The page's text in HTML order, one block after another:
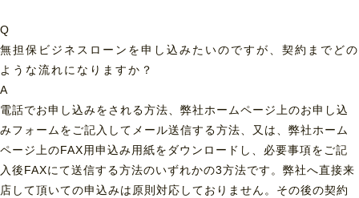
Q
無担保ビジネスローンを申し込みたいのですが、契約までどの
ような流れになりますか？
A
電話でお申し込みをされる方法、弊社ホームページ上のお申し込
みフォームをご記入してメール送信する方法、又は、弊社ホーム
ページ上のFAX用申込み用紙をダウンロードし、必要事項をご記
入後FAXにて送信する方法のいずれかの3方法です。弊社へ直接来
店して頂いての申込みは原則対応しておりません。その後の契約